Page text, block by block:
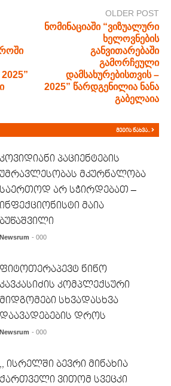
OLDER POST
ნომინაციაში “ვიზუალური
ხელოვნების
განვითარებაში
გამორჩეული
დამსახურებისთვის –
2025” წარდგენილია ნანა
გაბელაია
მეტის ნახვა..
კოვიდიანი პაციენტების
უმრავლესობას მკურნალობა
საერთოდ არ სჭირდებათ –
ინფექციონისტი მაია
ბუწაშვილი
Newsrum - 000
ფიტოთერაპევტ ნინო
კავკასიძის კომპლექსური
მიდგომები სხვადასხვა
დაავადებების დროს
Newsrum - 000
,, ისრელში ბევრი მინახია
ქართველი ვითომ სვეცკი